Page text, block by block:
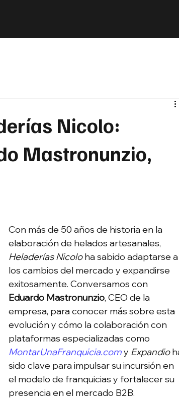
Nicolo:
Mastronunzio,
Con más de 50 años de historia en la
elaboración de helados artesanales,
Heladerías Nicolo ha sabido adaptarse
los cambios del mercado y expandirse
exitosamente. Conversamos con
Eduardo Mastronunzio, CEO de la
empresa, para conocer más sobre esta
evolución y cómo la colaboración con
plataformas especializadas como
MontarUnaFranquicia.com y Expandio
sido clave para impulsar su incursión en
el modelo de franquicias y fortalecer su
presencia en el mercado B2B.